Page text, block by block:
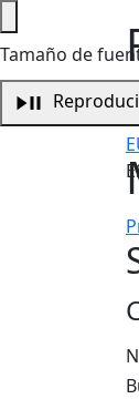
Tamaño de